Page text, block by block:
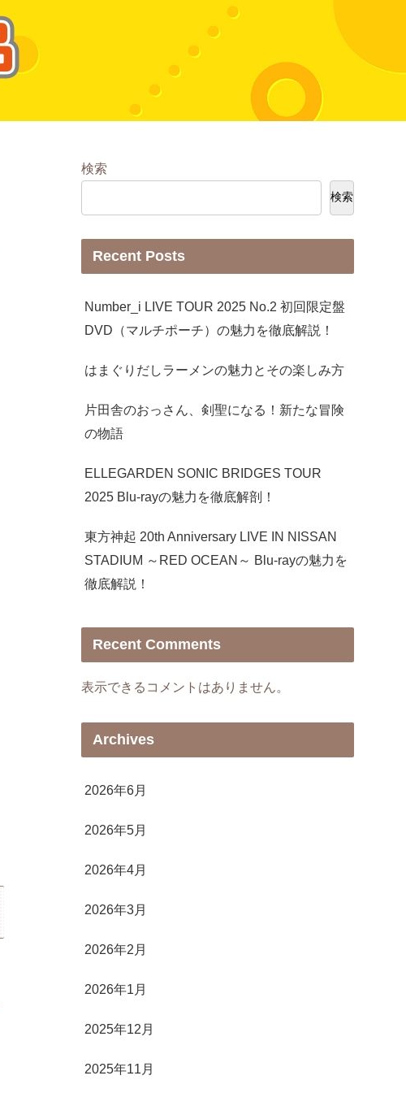
検索
検索
Recent Posts
Number_i LIVE TOUR 2025 No.2 初回限定盤
DVD（マルチポーチ）の魅力を徹底解説！
はまぐりだしラーメンの魅力とその楽しみ方
片田舎のおっさん、剣聖になる！新たな冒険
の物語
ELLEGARDEN SONIC BRIDGES TOUR
2025 Blu-rayの魅力を徹底解剖！
東方神起 20th Anniversary LIVE IN NISSAN
STADIUM ～RED OCEAN～ Blu-rayの魅力を
徹底解説！
Recent Comments
表示できるコメントはありません。
Archives
2026年6月
2026年5月
2026年4月
2026年3月
2026年2月
2026年1月
2025年12月
2025年11月